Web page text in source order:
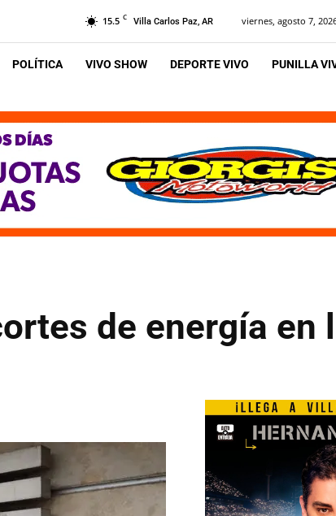
15.5 C Villa Carlos Paz, AR viernes, agosto 7,
POLÍTICA VIVO SHOW DEPORTE VIVO PUNILLA
de energía en